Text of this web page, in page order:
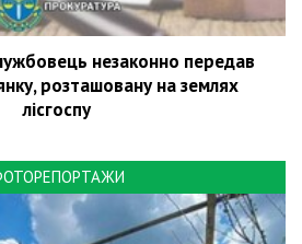
незаконно передав
розташовану на землях
лісгоспу